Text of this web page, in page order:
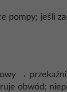
jeśli
→
obwód;